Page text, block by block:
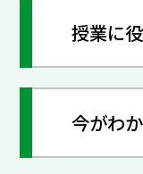
授業に
今がわ